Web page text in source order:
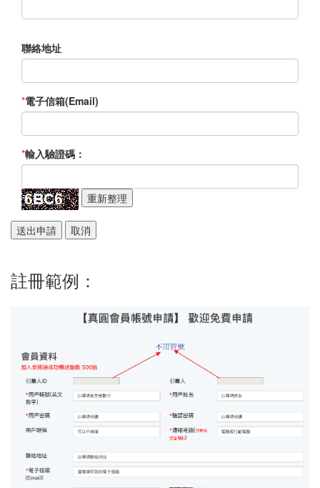
聯絡地址
*電子信箱(Email)
*輸入驗證碼：
註冊範例：